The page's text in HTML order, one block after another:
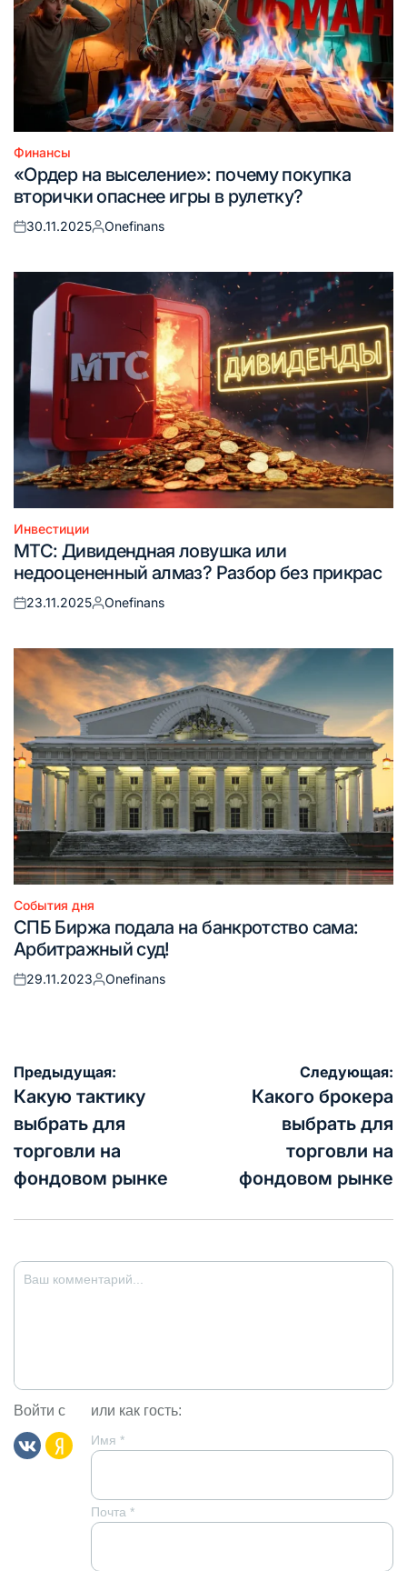
Опубликовано
в
Финансы
«Ордер на выселение»: почему покупка
вторички опаснее игры в рулетку?
Опубликовано
30.11.2025
Запись
Onefinans
Опубликовано
в
Инвестиции
МТС: Дивидендная ловушка или
недооцененный алмаз? Разбор без прикрас
Опубликовано
23.11.2025
Запись
Onefinans
Опубликовано
в
События дня
СПБ Биржа подала на банкротство сама:
Арбитражный суд!
Опубликовано
29.11.2023
Запись
Onefinans
Навигация
по
записям
Предыдущая:
Какую тактику
выбрать для
торговли на
фондовом рынке
Следующая:
Какого брокера
выбрать для
торговли на
фондовом рынке
Войти с или как гость:
Имя *
Почта *